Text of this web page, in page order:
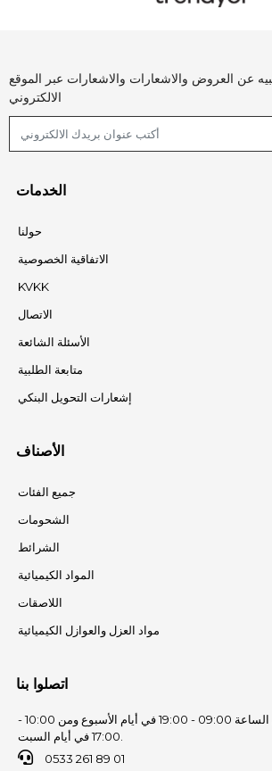
عن العروض والاشعارات والاشعارات عبر الموقع
الالكتروني
الخدمات
حولنا
الاتفاقية الخصوصية
KVKK
الاتصال
الأسئلة الشائعة
متابعة الطلبية
إشعارات التحويل البنكي
الأصناف
جميع الفئات
الشحومات
الشرائط
المواد الكيميائية
اللاصقات
مواد العزل والعوازل الكيميائية
اتصلوا بنا
يمكنك الوصول إلينا بين الساعة 09:00 - 19:00 في أيام الأسبوع ومن 10:00 -
0533 261 89 01